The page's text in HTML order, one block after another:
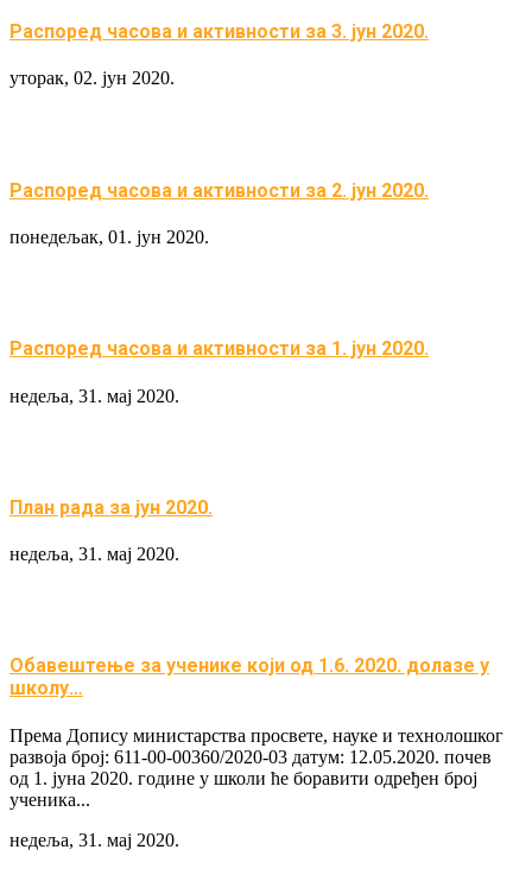
Распоред часова и активности за 3. јун 2020.
уторак, 02. јун 2020.
Распоред часова и активности за 2. јун 2020.
понедељак, 01. јун 2020.
Распоред часова и активности за 1. јун 2020.
недеља, 31. мај 2020.
План рада за јун 2020.
недеља, 31. мај 2020.
Обавештење за ученике који од 1.6. 2020. долазе у
школу…
Према Допису министарства просвете, науке и технолошког
развоја број: 611-00-00360/2020-03 датум: 12.05.2020. почев
од 1. јуна 2020. године у школи ће боравити одређен број
ученика...
недеља, 31. мај 2020.